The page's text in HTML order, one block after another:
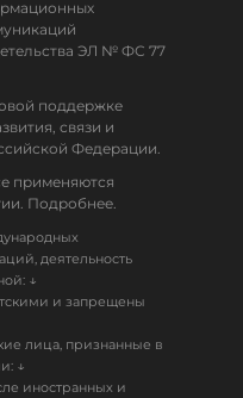
ЭЛ № ФС 77
поддержке
связи и
Федерации.
применяются
Подробнее.
деятельность
↓
и запрещены
лица, признанные в
↓
иностранных и